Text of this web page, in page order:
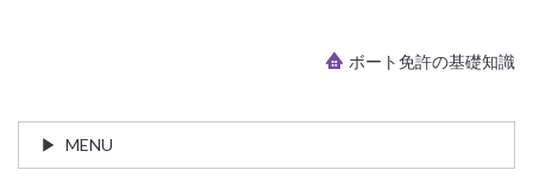
ボート免許の基礎知識
MENU